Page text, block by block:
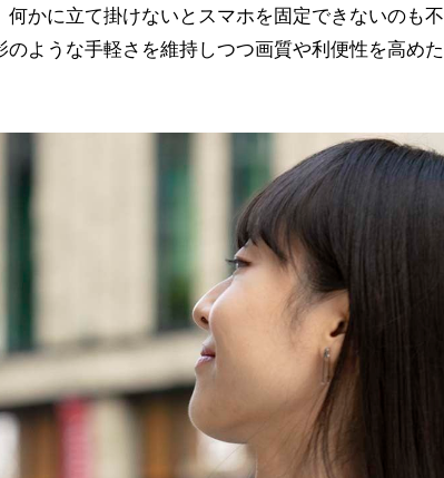
かに立て掛けないとスマホを固定できないのも不
ような手軽さを維持しつつ画質や利便性を高めた